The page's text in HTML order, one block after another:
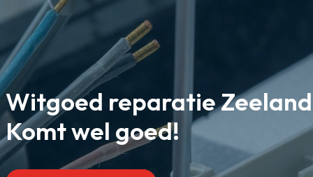
Contact
Combikorting
Gasloos koken
Zakelijk
Witgoed reparatie Zeeland
Komt wel goed!